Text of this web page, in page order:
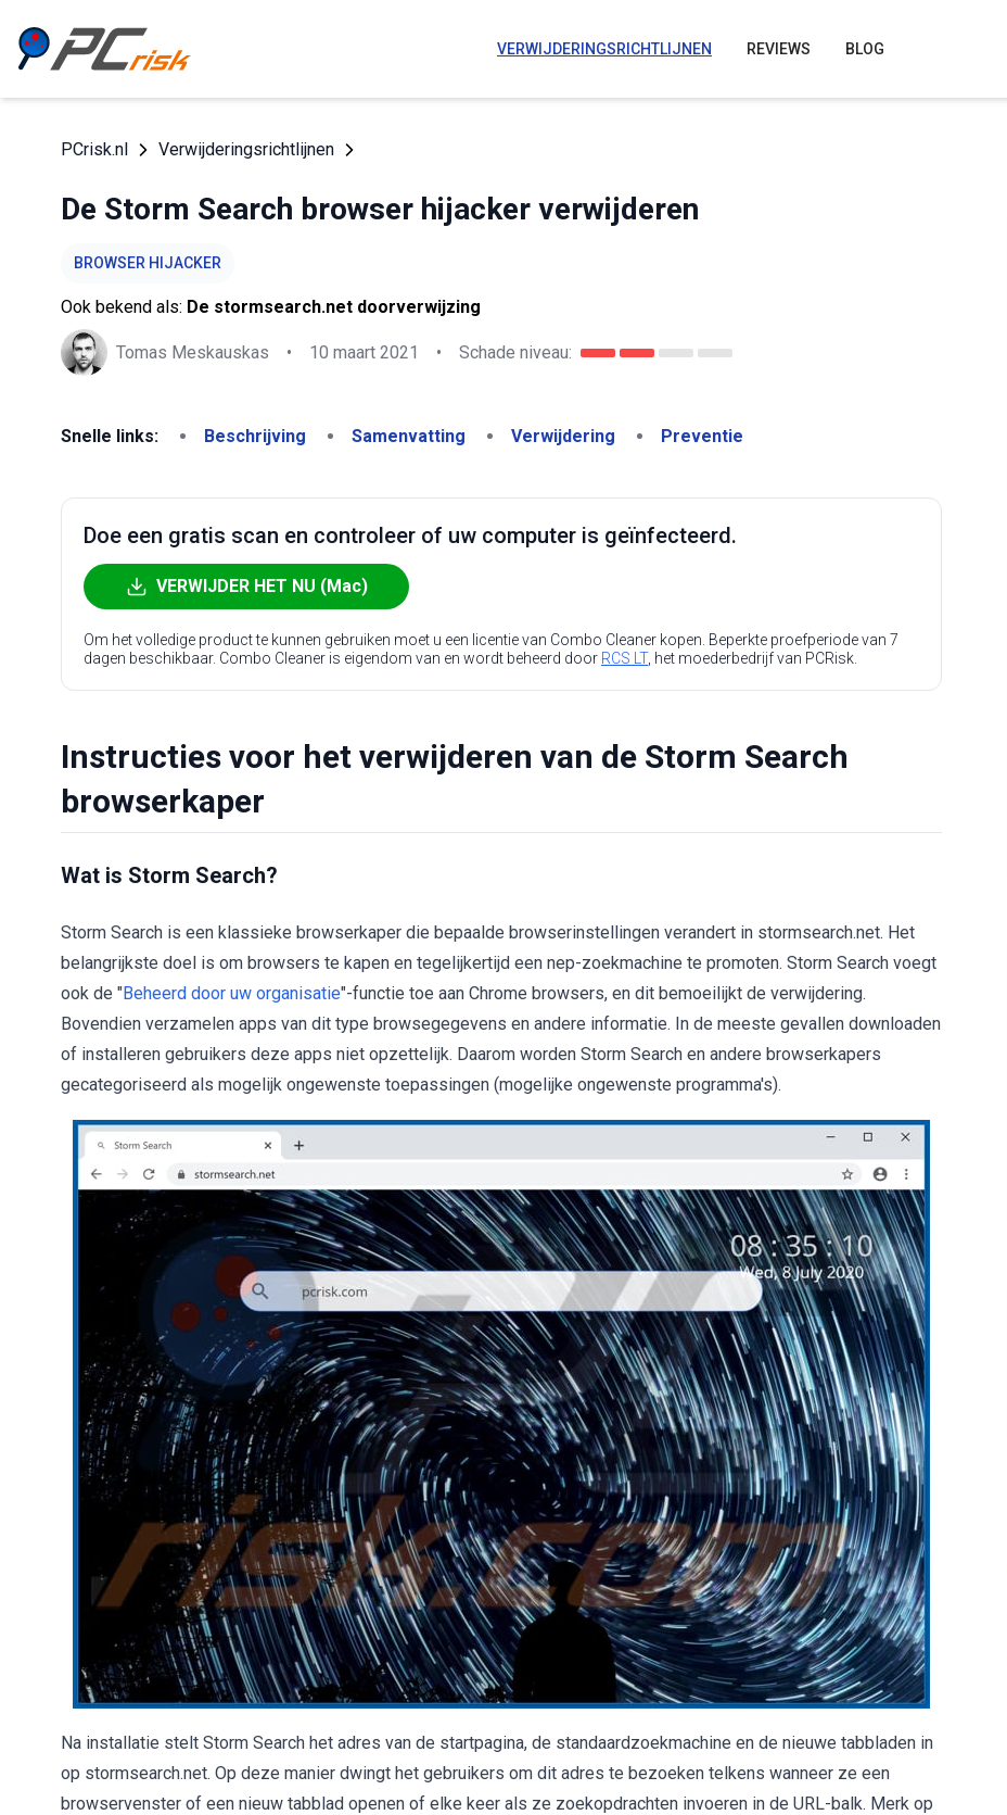
VERWIJDERINGSRICHTLIJNEN REVIEWS BLOG
PCrisk.nl Verwijderingsrichtlijnen
De Storm Search browser hijacker verwijderen
BROWSER HIJACKER
Ook bekend als: De stormsearch.net doorverwijzing
Tomas Meskauskas • 10 maart 2021 • Schade niveau:
Snelle links: Beschrijving Samenvatting Verwijdering Preventie
Doe een gratis scan en controleer of uw computer is geïnfecteerd.
VERWIJDER HET NU (Mac)
Om het volledige product te kunnen gebruiken moet u een licentie van Combo Cleaner kopen. Beperkte proefperiode van 7
dagen beschikbaar. Combo Cleaner is eigendom van en wordt beheerd door RCS LT, het moederbedrijf van PCRisk.
Instructies voor het verwijderen van de Storm Search
browserkaper
Wat is Storm Search?
Storm Search is een klassieke browserkaper die bepaalde browserinstellingen verandert in stormsearch.net. Het
belangrijkste doel is om browsers te kapen en tegelijkertijd een nep-zoekmachine te promoten. Storm Search voegt
ook de "Beheerd door uw organisatie"-functie toe aan Chrome browsers, en dit bemoeilijkt de verwijdering.
Bovendien verzamelen apps van dit type browsegegevens en andere informatie. In de meeste gevallen downloaden
of installeren gebruikers deze apps niet opzettelijk. Daarom worden Storm Search en andere browserkapers
gecategoriseerd als mogelijk ongewenste toepassingen (mogelijke ongewenste programma's).
Na installatie stelt Storm Search het adres van de startpagina, de standaardzoekmachine en de nieuwe tabbladen in
op stormsearch.net. Op deze manier dwingt het gebruikers om dit adres te bezoeken telkens wanneer ze een
browservenster of een nieuw tabblad openen of elke keer als ze zoekopdrachten invoeren in de URL-balk. Merk op